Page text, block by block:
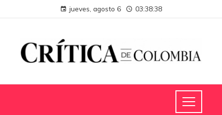
jueves, agosto 6 03:38:39